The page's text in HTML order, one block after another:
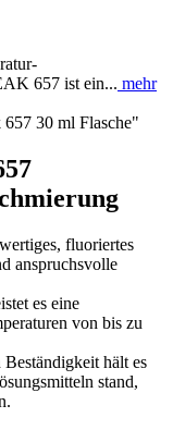
657 ist ein... mehr
30 ml Flasche"
fluoriertes
anspruchsvolle
es eine
von bis zu
hält es
stand,